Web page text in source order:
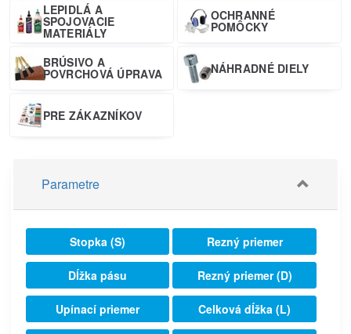
LEPIDLÁ A
SPOJOVACIE
MATERIÁLY
OCHRANNÉ
POMÔCKY
BRÚSIVO A
POVRCHOVÁ ÚPRAVA NÁHRADNÉ DIELY
PRE ZÁKAZNÍKOV
Parametre
Stopka (S) Rezný priemer
Dĺžka pásu Rezný priemer (D)
Upínací priemer Celková dĺžka (L)